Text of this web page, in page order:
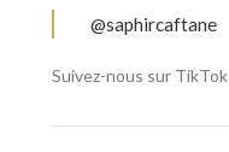
@saphircaftane
Suivez-nous sur TikTok